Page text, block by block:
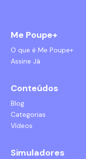
Me Poupe+
O que é Me Poupe+
Assine Já
Conteúdos
Blog
Categorias
Vídeos
Simuladores